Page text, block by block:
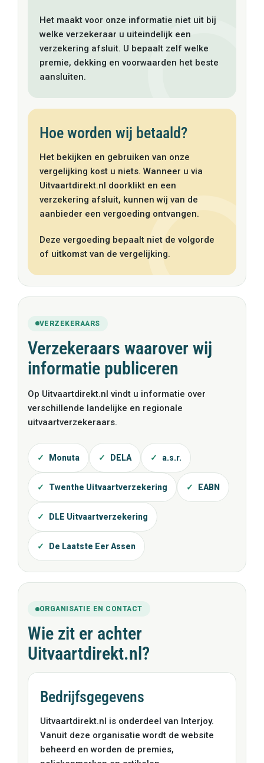
Het maakt voor onze informatie niet uit bij
welke verzekeraar u uiteindelijk een
verzekering afsluit. U bepaalt zelf welke
premie, dekking en voorwaarden het beste
aansluiten.
Hoe worden wij betaald?
Het bekijken en gebruiken van onze
vergelijking kost u niets. Wanneer u via
Uitvaartdirekt.nl doorklikt en een
verzekering afsluit, kunnen wij van de
aanbieder een vergoeding ontvangen.
Deze vergoeding bepaalt niet de volgorde
of uitkomst van de vergelijking.
VERZEKERAARS
Verzekeraars waarover wij
informatie publiceren
Op Uitvaartdirekt.nl vindt u informatie over
verschillende landelijke en regionale
uitvaartverzekeraars.
Monuta DELA a.s.r.
Twenthe Uitvaartverzekering EABN
DLE Uitvaartverzekering
De Laatste Eer Assen
ORGANISATIE EN CONTACT
Wie zit er achter
Uitvaartdirekt.nl?
Bedrijfsgegevens
Uitvaartdirekt.nl is onderdeel van Interjoy.
Vanuit deze organisatie wordt de website
beheerd en worden de premies,